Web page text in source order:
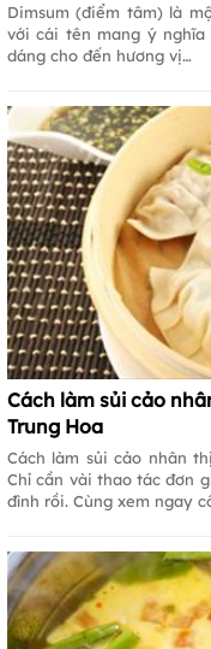
Dimsum (điểm tâm) là
với cái tên mang ý
dáng cho đến hương vị…
Cách làm sủi cảo
Trung Hoa
Cách làm sủi cảo nhân
Chỉ cần vài thao tác đơn
đình rồi. Cùng xem ngay